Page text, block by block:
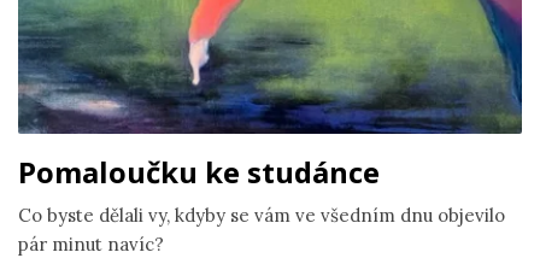
Pomaloučku ke studánce
Co byste dělali vy, kdyby se vám ve všedním dnu objevilo
pár minut navíc?